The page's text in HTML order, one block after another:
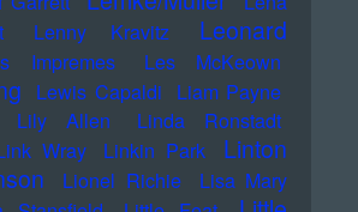
Lenny Kravitz
Leonard
Impremes Les McKeown
Lewis Capaldi Liam Payne
Lily Allen
Linda Ronstadt
Wray Linkin Park
Linton
Lionel Richie
Lisa Mary